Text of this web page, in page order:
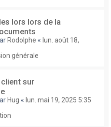
lors lors de la
Rodolphe « lun. août 18,
générale
client sur
Hug « lun. mai 19, 2025 5:35